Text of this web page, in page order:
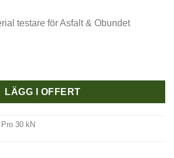
testare för Asfalt & Obundet
kN - Modulär Elektromekanisk
LÄGG I OFFERT
30 kN